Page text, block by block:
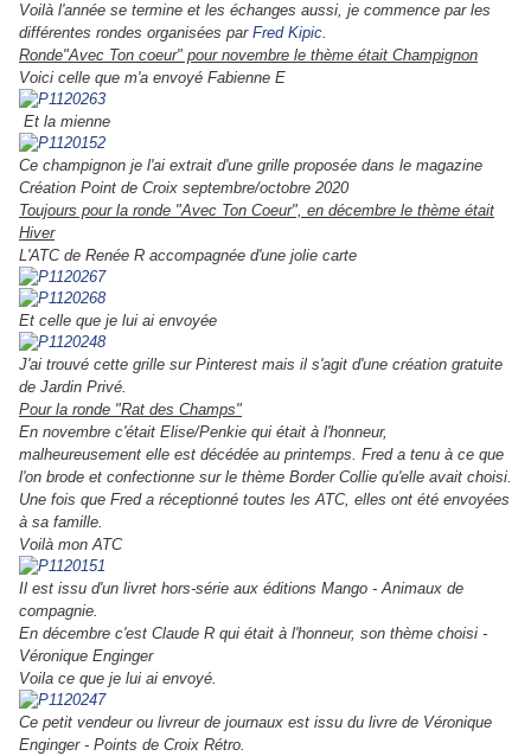
Voilà l'année se termine et les échanges aussi, je commence par les
différentes rondes organisées par Fred Kipic.
Ronde"Avec Ton coeur" pour novembre le thème était Champignon
Voici celle que m'a envoyé Fabienne E
Et la mienne
Ce champignon je l'ai extrait d'une grille proposée dans le magazine
Création Point de Croix septembre/octobre 2020
Toujours pour la ronde "Avec Ton Coeur", en décembre le thème était
Hiver
L'ATC de Renée R accompagnée d'une jolie carte
Et celle que je lui ai envoyée
J'ai trouvé cette grille sur Pinterest mais il s'agit d'une création gratuite
de Jardin Privé.
Pour la ronde "Rat des Champs"
En novembre c'était Elise/Penkie qui était à l'honneur,
malheureusement elle est décédée au printemps. Fred a tenu à ce que
l'on brode et confectionne sur le thème Border Collie qu'elle avait choisi.
Une fois que Fred a réceptionné toutes les ATC, elles ont été envoyées
à sa famille.
Voilà mon ATC
Il est issu d'un livret hors-série aux éditions Mango - Animaux de
compagnie.
En décembre c'est Claude R qui était à l'honneur, son thème choisi -
Véronique Enginger
Voila ce que je lui ai envoyé.
Ce petit vendeur ou livreur de journaux est issu du livre de Véronique
Enginger - Points de Croix Rétro.